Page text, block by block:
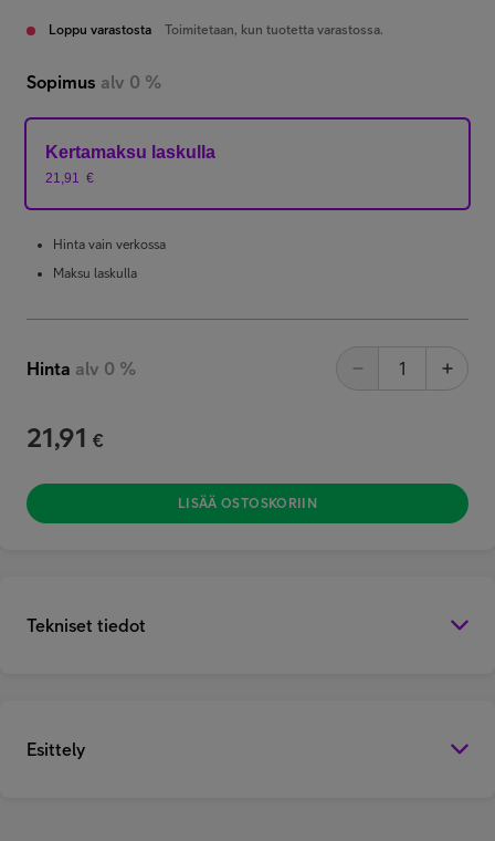
Loppu varastosta Toimitetaan, kun tuotetta varastossa.
Sopimus alv 0 %
Kertamaksu laskulla
21,91 €
Hinta vain verkossa
Maksu laskulla
Hinta alv 0 %
21,91 €
LISÄÄ OSTOSKORIIN
Tekniset tiedot
Esittely